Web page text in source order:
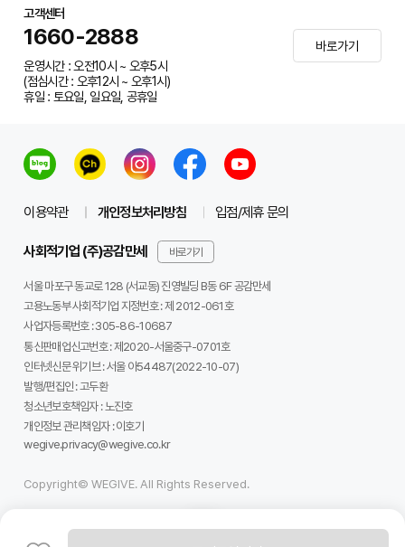
록,
임실군과고향사랑기부제
가 아이들의 무거운 어깨를 받쳐주
려 합니다.
당신의 응원이 아이들의 꿈을 현실로 만듭니다
비용의 부담 없이 오직 과녁만을 바라보며 성장할 수 있도
록, 임실군 양궁 꿈나무들의 든든한 후원자가 되어주세요.
여러분의 기부는 단순한 후원을 넘어, 제2의 안산, 제2의 김
우진을 키워내는 대한민국 양궁의 밑거름이 될 것입니다.
"한 명의 선수를 넘어, 임실과 대한민국의 미래를 키우는 힘.
지금 함께해 주세요!"
고객센터
1660-2888
운영시간 : 오전10시 ~ 오후5시
(점심시간 : 오후12시 ~ 오후1시)
휴일 : 토요일, 일요일, 공휴일
바로가기
이용약관 개인정보처리방침 입점/제휴 문의
사회적기업 (주)공감만세 바로가기
서울 마포구 동교로 128 (서교동) 진영빌딩 B동 6F 공감만세
고용노동부 사회적기업 지정번호 : 제 2012-061호
사업자등록번호 :305-86-10687
통신판매업신고번호 :제2020-서울중구-0701호
인터넷신문 위기브 :서울 아54487(2022-10-07)
발행/편집인 :고두환
청소년보호책임자 :노진호
개인정보 관리책임자 :이호기
wegive.privacy@wegive.co.kr
Copyright© WEGIVE. All Rights Reserved.